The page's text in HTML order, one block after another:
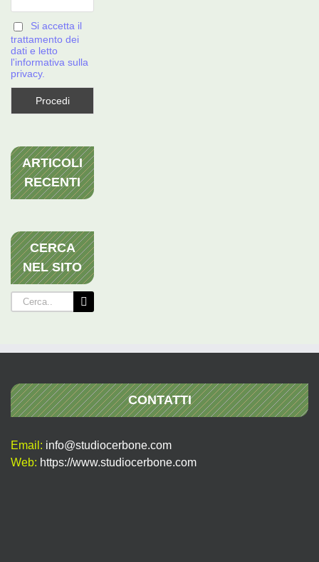
Si accetta il
trattamento dei
dati e letto
l'informativa sulla
privacy.
ARTICOLI
RECENTI
CERCA
NEL SITO
Cerca
per:
CONTATTI
Email: info@studiocerbone.com
Web: https://www.studiocerbone.com